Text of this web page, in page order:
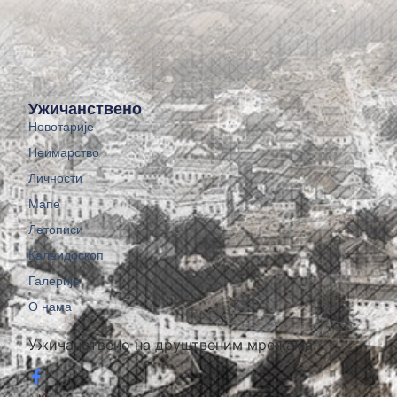
Ужичанствено на друштвеним мрежама:
Ужичанствено
Новотарије
Неимарство
Личности
Мапе
Летописи
Калеидоскоп
Галерије
О нама